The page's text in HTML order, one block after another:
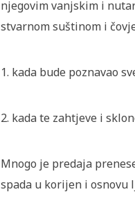
njegovim vanjskim i
stvarnom suštinom i
1. kada bude poznavao
2. kada te zahtjeve i
Mnogo je predaja
spada u korijen i osnovu